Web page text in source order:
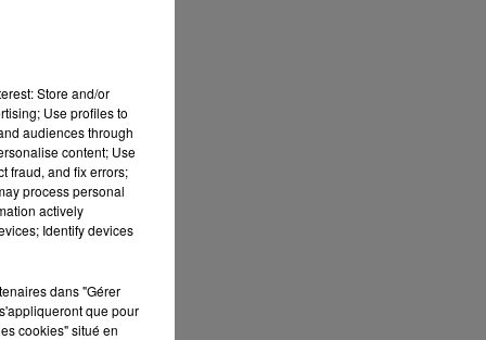
Store and/or
Use profiles to
audiences through
content; Use
fraud, and fix errors;
process personal
actively
Identify devices
dans "Gérer
que pour
cookies" situé en